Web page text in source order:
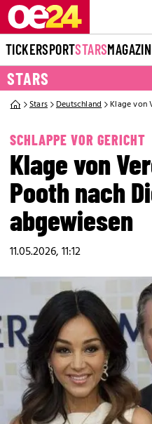
TICKERSPORTSTARS
STARS
Stars Deutschland Klage von
SCHLAPPE VOR GERICHT
Klage von
Pooth nach
abgewiesen
11.05.2026, 11:12